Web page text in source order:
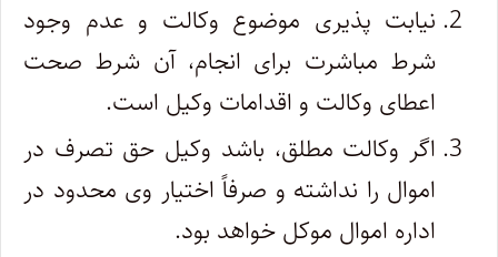
نیابت پذیری موضوع وکالت و عدم وجود
شرط مباشرت برای انجام، آن شرط صحت
اعطای وکالت و اقدامات وکیل است.
اگر وکالت مطلق، باشد وکیل حق تصرف در
اموال را نداشته و صرفاً اختیار وی محدود در
اداره اموال موکل خواهد بود.